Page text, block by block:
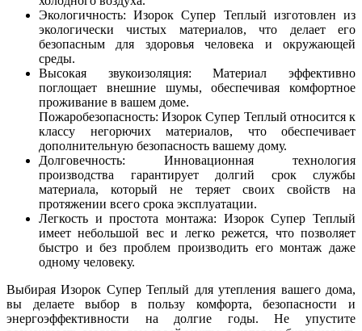
Экологичность: Изорок Супер Теплый изготовлен из
экологически чистых материалов, что делает его
безопасным для здоровья человека и окружающей
среды.
Высокая звукоизоляция: Материал эффективно
поглощает внешние шумы, обеспечивая комфортное
проживание в вашем доме.
Пожаробезопасность: Изорок Супер Теплый относится к
классу негорючих материалов, что обеспечивает
дополнительную безопасность вашему дому.
Долговечность: Инновационная технология
производства гарантирует долгий срок службы
материала, который не теряет своих свойств на
протяжении всего срока эксплуатации.
Легкость и простота монтажа: Изорок Супер Теплый
имеет небольшой вес и легко режется, что позволяет
быстро и без проблем производить его монтаж даже
одному человеку.
Выбирая Изорок Супер Теплый для утепления вашего дома,
вы делаете выбор в пользу комфорта, безопасности и
энергоэффективности на долгие годы. Не упустите